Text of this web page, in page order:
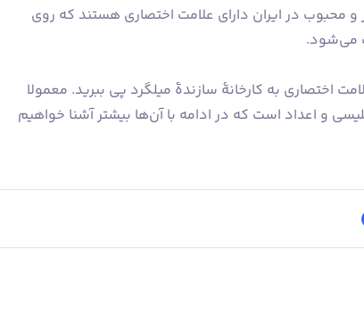
و محبوب در ایران دارای علامت اختصاری هستند که روی
می‌شود.
اختصاری به کارخانۀ سازندۀ میلگرد پی ببرید. معمولا
و اعداد است که در ادامه با آن‌ها بیشتر آشنا خواهیم